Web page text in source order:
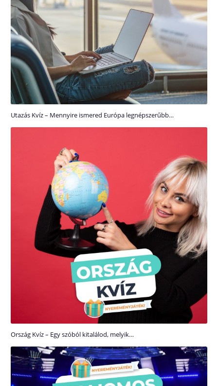
Utazás Kvíz – Mennyire ismered Európa legnépszerűbb…
Ország Kvíz – Egy szóból kitalálod, melyik…